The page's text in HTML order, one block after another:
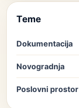
Teme
Dokumentacija
Novogradnja
Poslovni prostor